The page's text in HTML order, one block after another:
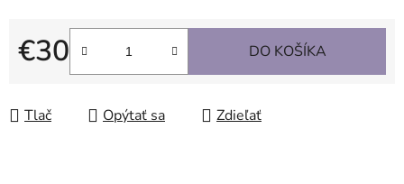
€30
Jednotková cena:
DO KOŠÍKA
Tlač Opýtať sa Zdieľať